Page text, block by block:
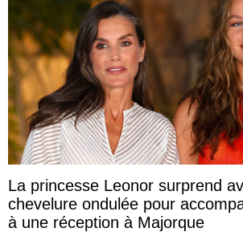
La princesse Leonor surprend
chevelure ondulée pour
à une réception à Majorque